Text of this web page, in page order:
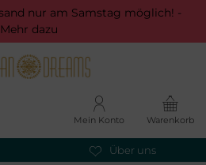
nur am Samstag möglich! -
Mehr dazu
Über uns
Warenkorb
Mein Konto